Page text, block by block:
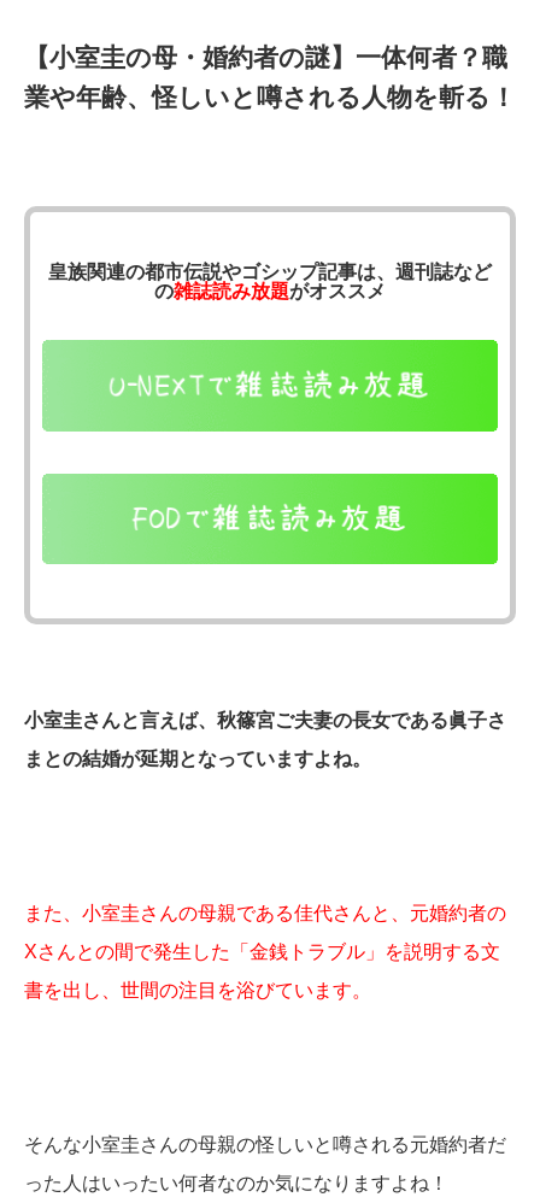
【小室圭の母・婚約者の謎】一体何者？職
業や年齢、怪しいと噂される人物を斬る！
皇族関連の都市伝説やゴシップ記事は、週刊誌など
の雑誌読み放題がオススメ
小室圭さんと言えば、秋篠宮ご夫妻の長女である眞子さ
まとの結婚が延期となっていますよね。
また、小室圭さんの母親である佳代さんと、元婚約者の
Xさんとの間で発生した「金銭トラブル」を説明する文
書を出し、世間の注目を浴びています。
そんな小室圭さんの母親の怪しいと噂される元婚約者だ
った人はいったい何者なのか気になりますよね！